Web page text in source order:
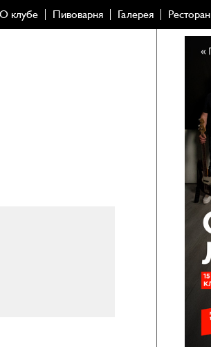
О клубе Пивоварня Галерея Ресторан